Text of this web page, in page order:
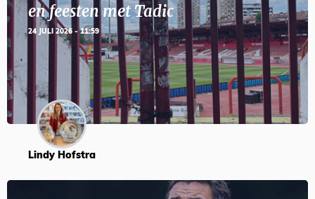
en feesten met Tadic
24 JULI 2026 - 11:59
Lindy Hofstra